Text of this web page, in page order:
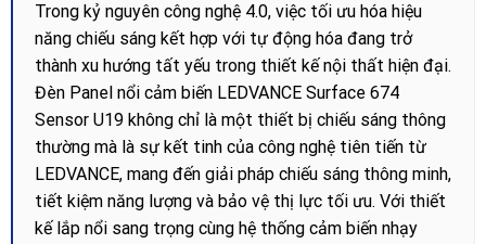
Trong kỷ nguyên công nghệ 4.0, việc tối ưu hóa hiệu
năng chiếu sáng kết hợp với tự động hóa đang trở
thành xu hướng tất yếu trong thiết kế nội thất hiện đại.
Đèn Panel nổi cảm biến LEDVANCE Surface 674
Sensor U19 không chỉ là một thiết bị chiếu sáng thông
thường mà là sự kết tinh của công nghệ tiên tiến từ
LEDVANCE, mang đến giải pháp chiếu sáng thông minh,
tiết kiệm năng lượng và bảo vệ thị lực tối ưu. Với thiết
kế lắp nổi sang trọng cùng hệ thống cảm biến nhạy